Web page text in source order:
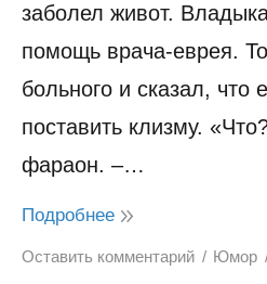
заболел живот.
помощь врача-еврея.
больного и сказал, что
поставить клизму.
фараон. –…
Подробнее
Оставить комментарий Юмор